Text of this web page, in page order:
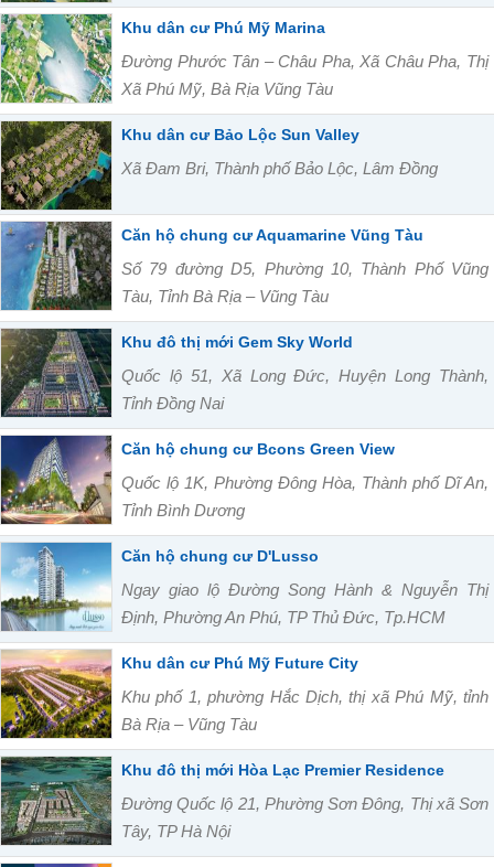
Khu dân cư Phú Mỹ Marina
Đường Phước Tân – Châu Pha, Xã Châu Pha, Thị
Xã Phú Mỹ, Bà Rịa Vũng Tàu
Khu dân cư Bảo Lộc Sun Valley
Xã Đam Bri, Thành phố Bảo Lộc, Lâm Đồng
Căn hộ chung cư Aquamarine Vũng Tàu
Số 79 đường D5, Phường 10, Thành Phố Vũng
Tàu, Tỉnh Bà Rịa – Vũng Tàu
Khu đô thị mới Gem Sky World
Quốc lộ 51, Xã Long Đức, Huyện Long Thành,
Tỉnh Đồng Nai
Căn hộ chung cư Bcons Green View
Quốc lộ 1K, Phường Đông Hòa, Thành phố Dĩ An,
Tỉnh Bình Dương
Căn hộ chung cư D'Lusso
Ngay giao lộ Đường Song Hành & Nguyễn Thị
Định, Phường An Phú, TP Thủ Đức, Tp.HCM
Khu dân cư Phú Mỹ Future City
Khu phố 1, phường Hắc Dịch, thị xã Phú Mỹ, tỉnh
Bà Rịa – Vũng Tàu
Khu đô thị mới Hòa Lạc Premier Residence
Đường Quốc lộ 21, Phường Sơn Đông, Thị xã Sơn
Tây, TP Hà Nội